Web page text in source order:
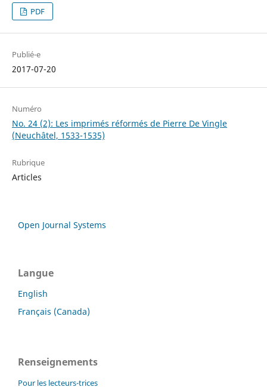
PDF
Publié-e
2017-07-20
Numéro
No. 24 (2): Les imprimés réformés de Pierre De Vingle
(Neuchâtel, 1533-1535)
Rubrique
Articles
Open Journal Systems
Langue
English
Français (Canada)
Renseignements
Pour les lecteurs-trices